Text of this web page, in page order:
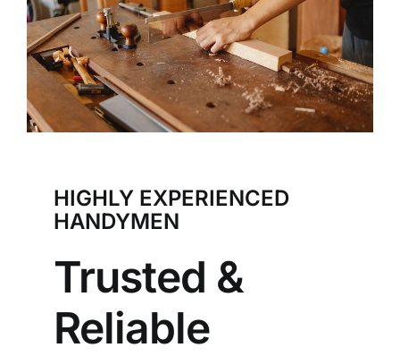
Medische Keuring-old
Contact
HIGHLY EXPERIENCED
HANDYMEN
Trusted &
Reliable